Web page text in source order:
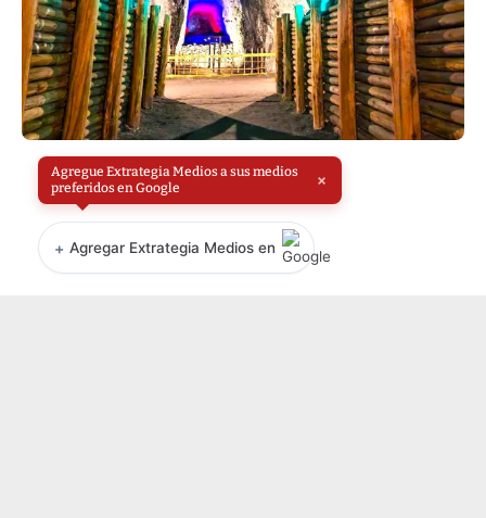
Agregue Extrategia Medios a sus medios
preferidos en Google
×
+ Agregar Extrategia Medios en